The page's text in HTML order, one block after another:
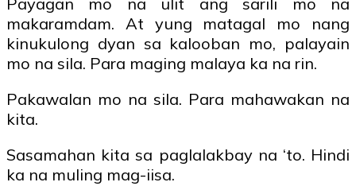
makaramdam. At yung matagal mo nang
kinukulong dyan sa kalooban mo, palayain
mo na sila. Para maging malaya ka na rin.
Pakawalan mo na sila. Para mahawakan na
kita.
Sasamahan kita sa paglalakbay na ‘to. Hindi
ka na muling mag-iisa.